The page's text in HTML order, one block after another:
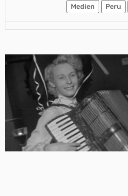
Medien Peru